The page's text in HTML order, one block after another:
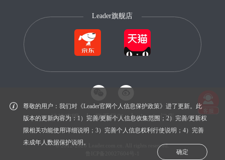
尊敬的用户：我们对《Leader官网个人信息保护政策》进了更新。此
版本的更新内容为：1）完善/更新个人信息收集范围；2）完善/更新权
限相关功能使用详细说明；3）完善个人信息权利行使说明；4）完善
未成年人数据保护说明。
确定
Leader旗舰店
法律声明 联系我们 Leader门店
© 2012-2026 Leader.com.cn. All rights reserved.
客服